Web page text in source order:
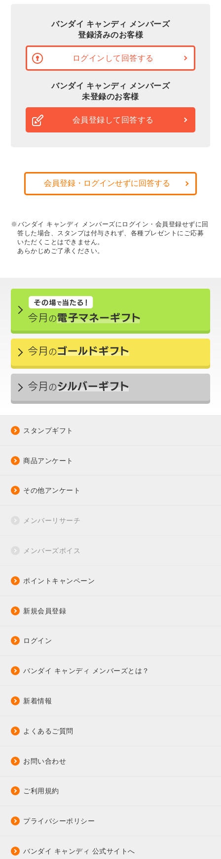
バンダイ キャンディ メンバーズ
登録済みのお客様
ログインして回答する
バンダイ キャンディ メンバーズ
未登録のお客様
会員登録して回答する
会員登録・ログインせずに回答する
※バンダイ キャンディ メンバーズにログイン・会員登録せずに回
答した場合、スタンプは付与されず、各種プレゼントにご応募
いただくことはできません。
あらかじめご了承ください。
スタンプギフト
商品アンケート
その他アンケート
メンバーリサーチ
メンバーズボイス
ポイントキャンペーン
新規会員登録
ログイン
バンダイ キャンディ メンバーズとは？
新着情報
よくあるご質問
お問い合わせ
ご利用規約
プライバシーポリシー
バンダイ キャンディ 公式サイトへ